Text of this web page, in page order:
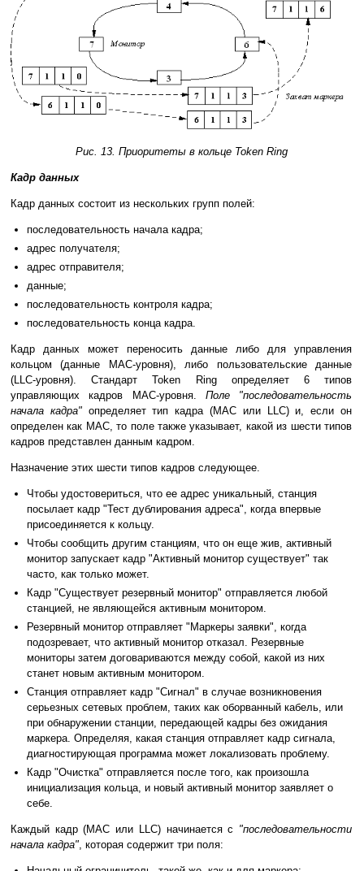
Рис. 13. Приоритеты в кольце Token Ring
Кадр данных
Кадр данных состоит из нескольких групп полей:
последовательность начала кадра;
адрес получателя;
адрес отправителя;
данные;
последовательность контроля кадра;
последовательность конца кадра.
Кадр данных может переносить данные либо для управления
кольцом (данные MAC-уровня), либо пользовательские данные
(LLC-уровня). Стандарт Token Ring определяет 6 типов
управляющих кадров MAC-уровня. Поле "последовательность
начала кадра"определяет тип кадра (MAC или LLC) и, если он
определен как MAC, то поле также указывает, какой из шести типов
кадров представлен данным кадром.
Назначение этих шести типов кадров следующее.
Чтобы удостовериться, что ее адрес уникальный, станция
посылает кадр "Тест дублирования адреса", когда впервые
присоединяется к кольцу.
Чтобы сообщить другим станциям, что он еще жив, активный
монитор запускает кадр "Активный монитор существует" так
часто, как только может.
Кадр "Существует резервный монитор" отправляется любой
станцией, не являющейся активным монитором.
Резервный монитор отправляет "Маркеры заявки", когда
подозревает, что активный монитор отказал. Резервные
мониторы затем договариваются между собой, какой из них
станет новым активным монитором.
Станция отправляет кадр "Сигнал" в случае возникновения
серьезных сетевых проблем, таких как оборванный кабель, или
при обнаружении станции, передающей кадры без ожидания
маркера. Определяя, какая станция отправляет кадр сигнала,
диагностирующая программа может локализовать проблему.
Кадр "Очистка" отправляется после того, как произошла
инициализация кольца, и новый активный монитор заявляет о
себе.
Каждый кадр (MAC или LLC) начинается с "последовательности
начала кадра" , которая содержит три поля: